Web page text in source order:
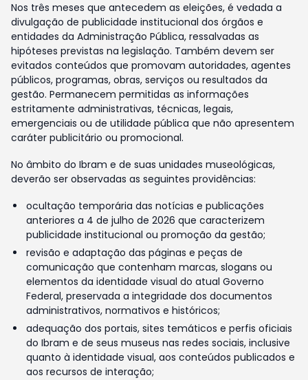
Nos três meses que antecedem as eleições, é vedada a
divulgação de publicidade institucional dos órgãos e
entidades da Administração Pública, ressalvadas as
hipóteses previstas na legislação. Também devem ser
evitados conteúdos que promovam autoridades, agentes
públicos, programas, obras, serviços ou resultados da
gestão. Permanecem permitidas as informações
estritamente administrativas, técnicas, legais,
emergenciais ou de utilidade pública que não apresentem
caráter publicitário ou promocional.
No âmbito do Ibram e de suas unidades museológicas,
deverão ser observadas as seguintes providências:
ocultação temporária das notícias e publicações
anteriores a 4 de julho de 2026 que caracterizem
publicidade institucional ou promoção da gestão;
revisão e adaptação das páginas e peças de
comunicação que contenham marcas, slogans ou
elementos da identidade visual do atual Governo
Federal, preservada a integridade dos documentos
administrativos, normativos e históricos;
adequação dos portais, sites temáticos e perfis oficiais
do Ibram e de seus museus nas redes sociais, inclusive
quanto à identidade visual, aos conteúdos publicados e
aos recursos de interação;